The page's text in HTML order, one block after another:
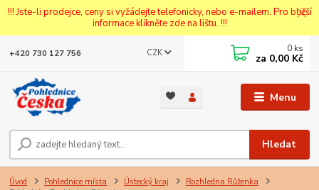
!!! Jste-li prodejce, ceny si vyžádejte telefonicky, nebo e-mailem. Pro bližší
informace klikněte zde na lištu. !!!
Menu
CZK
Hledat
+420 730 127 756 0 ks
za 0,00 Kč
Úvod Pohlednice místa Ústecký kraj
Rozhledna Růženka